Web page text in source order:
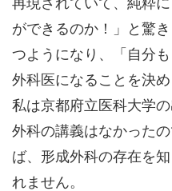
再現されていて、純粋
ができるのか！」と驚
つようになり、「自分
外科医になることを決め
私は京都府立医科大学
外科の講義はなかった
ば、形成外科の存在を
れません。